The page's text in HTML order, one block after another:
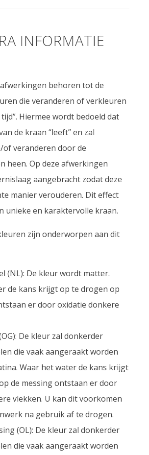
INFORMATIE
behoren tot de
die veranderen of verkleuren
Hiermee wordt bedoeld dat
de kraan “leeft” en zal
veranderen door de
heen. Op deze afwerkingen
aangebracht zodat deze
manier verouderen. Dit effect
unieke en karaktervolle kraan.
zijn onderworpen aan dit
(NL): De kleur wordt matter.
de kans krijgt op te drogen op
er door oxidatie donkere
De kleur zal donkerder
die vaak aangeraakt worden
Waar het water de kans krijgt
de messing ontstaan er door
vlekken. U kan dit voorkomen
na gebruik af te drogen.
(OL): De kleur zal donkerder
die vaak aangeraakt worden